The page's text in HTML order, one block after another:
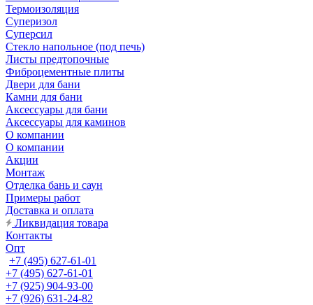
Термоизоляция
Суперизол
Суперсил
Стекло напольное (под печь)
Листы предтопочные
Фиброцементные плиты
Двери для бани
Камни для бани
Аксессуары для бани
Аксессуары для каминов
О компании
О компании
Акции
Монтаж
Отделка бань и саун
Примеры работ
Доставка и оплата
Ликвидация товара
Контакты
Опт
+7 (495) 627-61-01
+7 (495) 627-61-01
+7 (925) 904-93-00
+7 (926) 631-24-82